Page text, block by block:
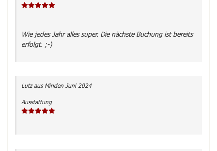
Wie jedes Jahr alles super. Die nächste Buchung ist bereits
erfolgt. ;-)
Lutzaus Minden Juni 2024
Ausstattung